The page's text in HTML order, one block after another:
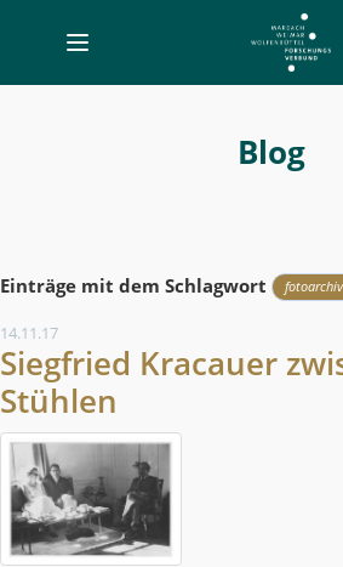
Toggle
Blog
Einträge mit dem Schlagwort fotoarchiv
14.11.17
Siegfried Kracauer
Stühlen